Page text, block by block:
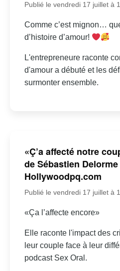
Publié le vendredi 17 juillet à
Comme c’est mignon…
d’histoire d’amour!
L'entrepreneure raconte
d'amour a débuté et les
surmonter ensemble.
«Ç’a affecté notre
de Sébastien Delorme
Hollywoodpq.com
Publié le vendredi 17 juillet à
«Ça l’affecte encore»
Elle raconte l'impact des
leur couple face à leur
podcast Sex Oral.